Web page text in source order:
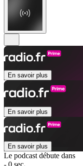
En savoir plus
En savoir plus
En savoir plus
Le podcast débute dans